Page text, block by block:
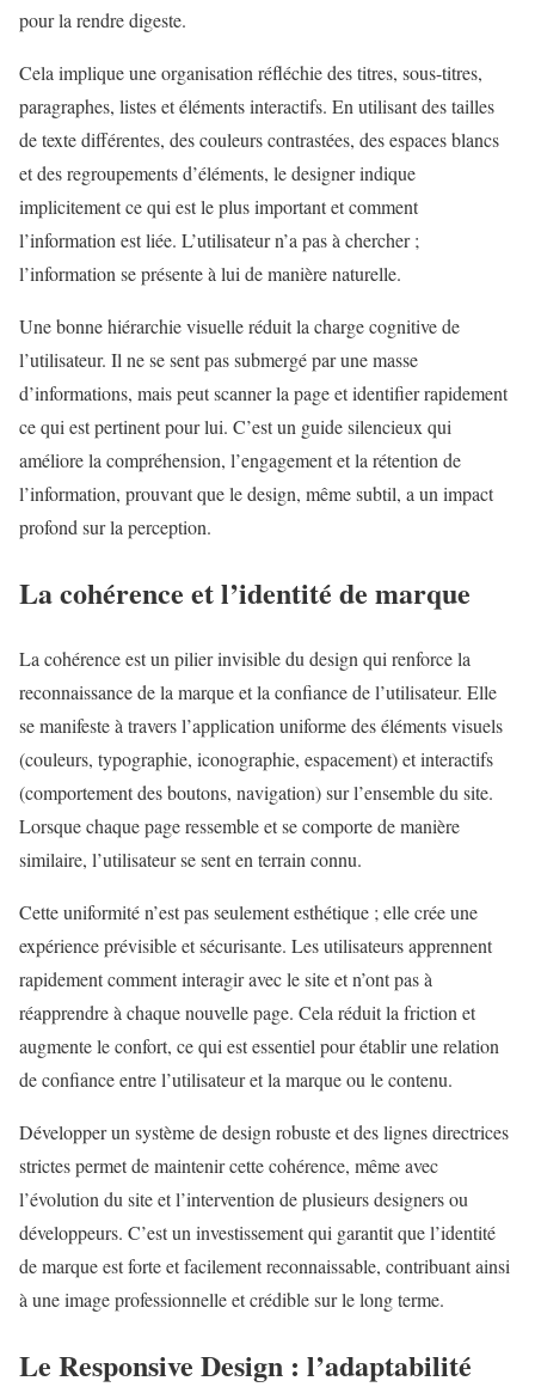
pour la rendre digeste.
Cela implique une organisation réfléchie des titres, sous-titres,
paragraphes, listes et éléments interactifs. En utilisant des tailles
de texte différentes, des couleurs contrastées, des espaces blancs
et des regroupements d’éléments, le designer indique
implicitement ce qui est le plus important et comment
l’information est liée. L’utilisateur n’a pas à chercher ;
l’information se présente à lui de manière naturelle.
Une bonne hiérarchie visuelle réduit la charge cognitive de
l’utilisateur. Il ne se sent pas submergé par une masse
d’informations, mais peut scanner la page et identifier rapidement
ce qui est pertinent pour lui. C’est un guide silencieux qui
améliore la compréhension, l’engagement et la rétention de
l’information, prouvant que le design, même subtil, a un impact
profond sur la perception.
La cohérence et l’identité de marque
La cohérence est un pilier invisible du design qui renforce la
reconnaissance de la marque et la confiance de l’utilisateur. Elle
se manifeste à travers l’application uniforme des éléments visuels
(couleurs, typographie, iconographie, espacement) et interactifs
(comportement des boutons, navigation) sur l’ensemble du site.
Lorsque chaque page ressemble et se comporte de manière
similaire, l’utilisateur se sent en terrain connu.
Cette uniformité n’est pas seulement esthétique ; elle crée une
expérience prévisible et sécurisante. Les utilisateurs apprennent
rapidement comment interagir avec le site et n’ont pas à
réapprendre à chaque nouvelle page. Cela réduit la friction et
augmente le confort, ce qui est essentiel pour établir une relation
de confiance entre l’utilisateur et la marque ou le contenu.
Développer un système de design robuste et des lignes directrices
strictes permet de maintenir cette cohérence, même avec
l’évolution du site et l’intervention de plusieurs designers ou
développeurs. C’est un investissement qui garantit que l’identité
de marque est forte et facilement reconnaissable, contribuant ainsi
à une image professionnelle et crédible sur le long terme.
Le Responsive Design : l’adaptabilité